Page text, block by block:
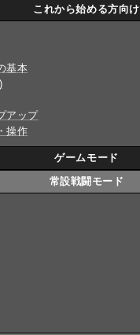
これから始める方向け
基本
アップ
操作
ゲームモード
常設戦闘モード